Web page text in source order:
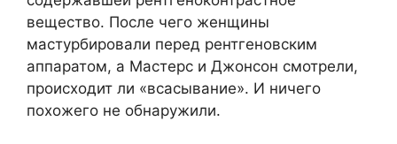
вещество. После чего женщины
мастурбировали перед рентгеновским
аппаратом, а Мастерс и Джонсон смотрели,
происходит ли «всасывание». И ничего
похожего не обнаружили.